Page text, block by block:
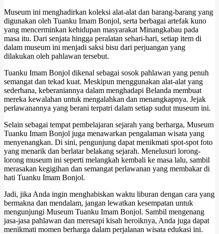
Museum ini menghadirkan koleksi alat-alat dan barang-barang yang
digunakan oleh Tuanku Imam Bonjol, serta berbagai artefak kuno
yang mencerminkan kehidupan masyarakat Minangkabau pada
masa itu. Dari senjata hingga peralatan sehari-hari, setiap item di
dalam museum ini menjadi saksi bisu dari perjuangan yang
dilakukan oleh pahlawan tersebut.
Tuanku Imam Bonjol dikenal sebagai sosok pahlawan yang penuh
semangat dan tekad kuat. Meskipun menggunakan alat-alat yang
sederhana, keberaniannya dalam menghadapi Belanda membuat
mereka kewalahan untuk mengalahkan dan menangkapnya. Jejak
perlawanannya yang berani terpatri dalam setiap sudut museum ini.
Selain sebagai tempat pembelajaran sejarah yang berharga, Museum
Tuanku Imam Bonjol juga menawarkan pengalaman wisata yang
menyenangkan. Di sini, pengunjung dapat menikmati spot-spot foto
yang menarik dan berlatar belakang sejarah. Menelusuri lorong-
lorong museum ini seperti melangkah kembali ke masa lalu, sambil
merasakan kegigihan dan semangat perlawanan yang membakar di
hati Tuanku Imam Bonjol.
Jadi, jika Anda ingin menghabiskan waktu liburan dengan cara yang
bermakna dan mendalam, jangan lewatkan kesempatan untuk
mengunjungi Museum Tuanku Imam Bonjol. Sambil mengenang
jasa-jasa pahlawan dan meresapi kisah heroiknya, Anda juga dapat
menikmati momen berharga dalam perjalanan wisata edukasi ini.